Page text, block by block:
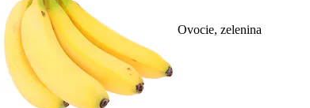
Ovocie, zelenina